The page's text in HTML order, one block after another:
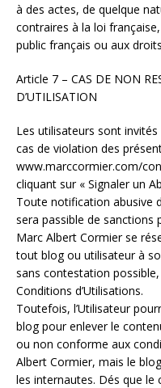
à des actes, de quelque
contraires à la loi
public français ou aux
Article 7 – CAS DE NON
D’UTILISATION
Les utilisateurs sont
cas de violation des
www.marccormier.com/
cliquant sur « Signaler un
Toute notification abusive
sera passible de sanctions
Marc Albert Cormier se
tout blog ou utilisateur à
sans contestation
Conditions d’Utilisations.
Toutefois, l’Utilisateur
blog pour enlever le
ou non conforme aux
Albert Cormier, mais le
les internautes. Dés que le